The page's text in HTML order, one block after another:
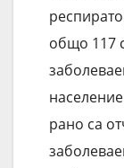
общо 117
рано са